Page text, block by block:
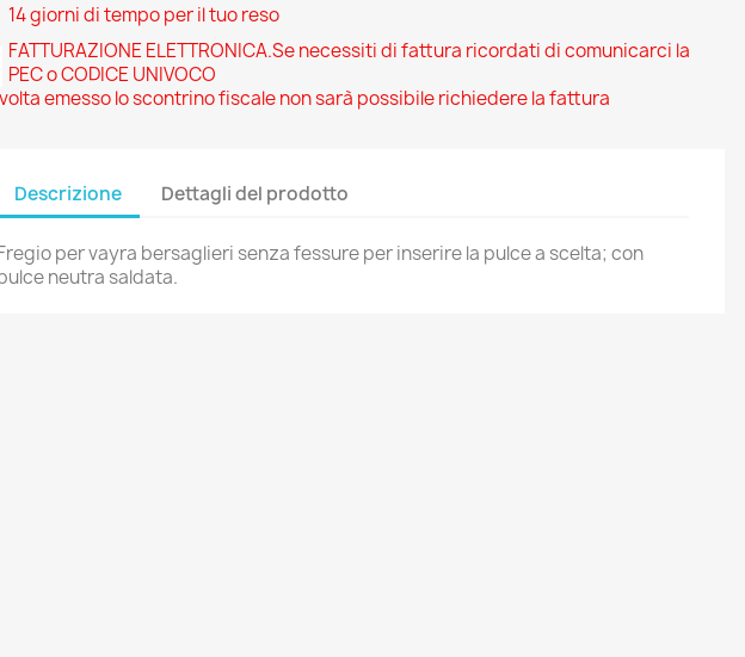
14 giorni di tempo per il tuo reso
FATTURAZIONE ELETTRONICA.Se necessiti di fattura ricordati di comunicarci la
PEC o CODICE UNIVOCO
emesso lo scontrino fiscale non sarà possibile richiedere la fattura
Descrizione Dettagli del prodotto
per vayra bersaglieri senza fessure per inserire la pulce a scelta; con
neutra saldata.